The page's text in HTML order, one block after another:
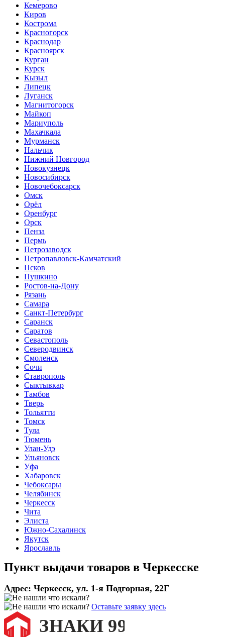
Кемерово
Киров
Кострома
Красногорск
Краснодар
Красноярск
Курган
Курск
Кызыл
Липецк
Луганск
Магнитогорск
Майкоп
Мариуполь
Махачкала
Мурманск
Нальчик
Нижний Новгород
Новокузнецк
Новосибирск
Новочебоксарск
Омск
Орёл
Оренбург
Орск
Пенза
Пермь
Петрозаводск
Петропавловск-Камчатский
Псков
Пушкино
Ростов-на-Дону
Рязань
Самара
Санкт-Петербург
Саранск
Саратов
Севастополь
Северодвинск
Смоленск
Сочи
Ставрополь
Сыктывкар
Тамбов
Тверь
Тольятти
Томск
Тула
Тюмень
Улан-Удэ
Ульяновск
Уфа
Хабаровск
Чебоксары
Челябинск
Черкесск
Чита
Элиста
Южно-Сахалинск
Якутск
Ярославль
Пункт выдачи товаров в Черкесске
Адрес: Черкесск, ул. 1-я Подгорная, 22Г
Оставьте заявку здесь